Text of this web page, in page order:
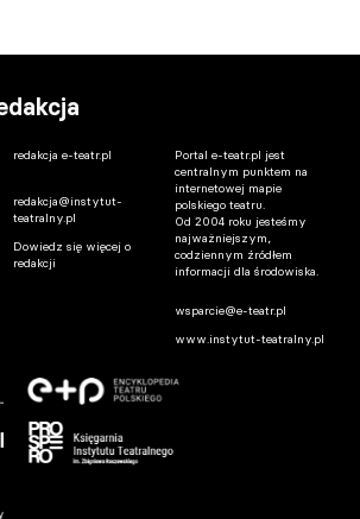
redakcja e-teatr.pl
redakcja@instytut-
teatralny.pl
Dowiedz się więcej o
redakcji
Portal e-teatr.pl jest
centralnym punktem na
internetowej mapie
polskiego teatru.
Od 2004 roku jesteśmy
najważniejszym,
codziennym źródłem
informacji dla środowiska.
wsparcie@e-teatr.pl
www.instytut-teatralny.pl